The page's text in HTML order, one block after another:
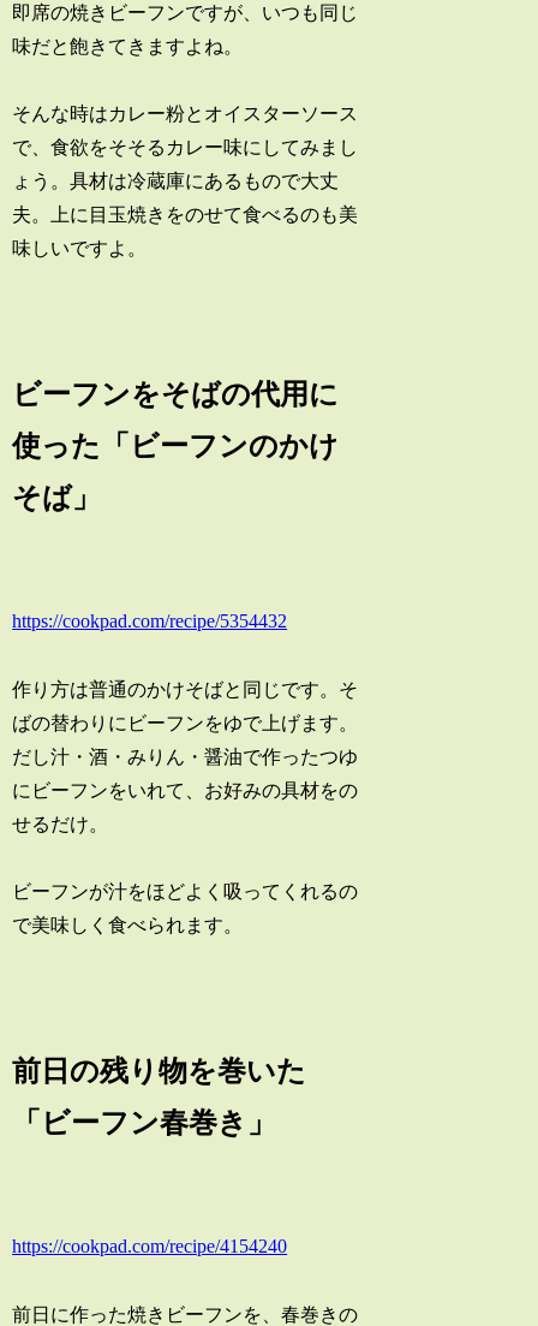
即席の焼きビーフンですが、いつも同じ
味だと飽きてきますよね。
そんな時はカレー粉とオイスターソース
で、食欲をそそるカレー味にしてみまし
ょう。具材は冷蔵庫にあるもので大丈
夫。上に目玉焼きをのせて食べるのも美
味しいですよ。
ビーフンをそばの代用に
使った「ビーフンのかけ
そば」
https://cookpad.com/recipe/5354432
作り方は普通のかけそばと同じです。そ
ばの替わりにビーフンをゆで上げます。
だし汁・酒・みりん・醤油で作ったつゆ
にビーフンをいれて、お好みの具材をの
せるだけ。
ビーフンが汁をほどよく吸ってくれるの
で美味しく食べられます。
前日の残り物を巻いた
「ビーフン春巻き」
https://cookpad.com/recipe/4154240
前日に作った焼きビーフンを、春巻きの